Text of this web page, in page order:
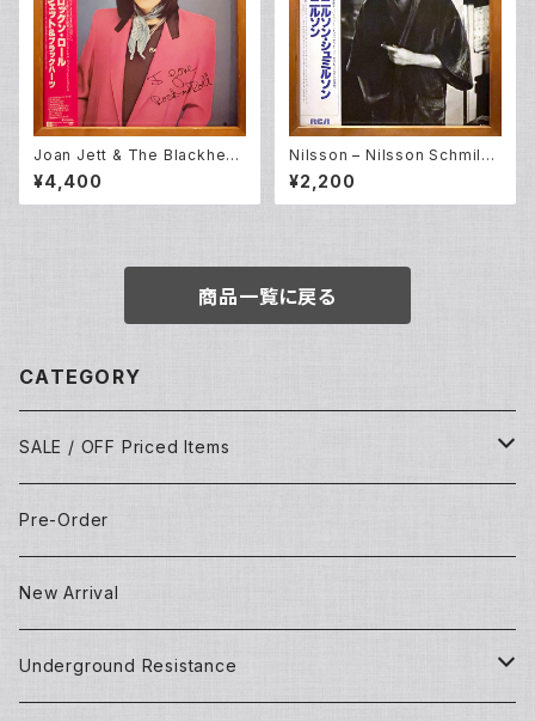
Joan Jett & The Blackhear
ts – I Love Rock 'N Roll (L
P)
¥4,400
Nilsson – Nilsson Schmilss
on (LP)
¥2,200
商品一覧に戻る
CATEGORY
SALE / OFF Priced Items
Dead Stocks
Techno/House/Dance Music
Used Items
Techno/House/Dance Music
Pre-Order
New Arrival
Underground Resistance